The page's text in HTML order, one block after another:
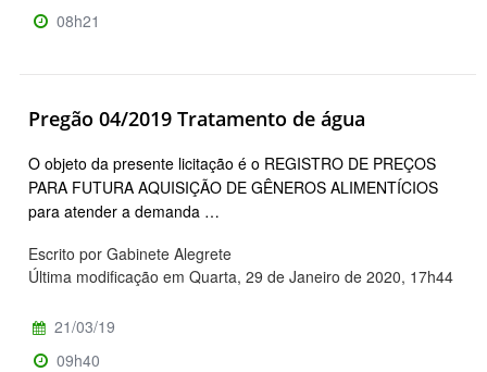
08h21
Pregão 04/2019 Tratamento de água
O objeto da presente licitação é o REGISTRO DE PREÇOS
PARA FUTURA AQUISIÇÃO DE GÊNEROS ALIMENTÍCIOS
para atender a demanda …
Escrito por Gabinete Alegrete
Última modificação em Quarta, 29 de Janeiro de 2020, 17h44
21/03/19
09h40